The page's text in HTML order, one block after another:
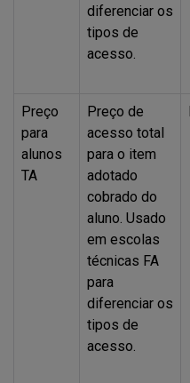
diferenciar os
tipos de
acesso.
Preço
para
alunos
TA
Preço de
acesso total
para o item
adotado
cobrado do
aluno. Usado
em escolas
técnicas FA
para
diferenciar os
tipos de
acesso.